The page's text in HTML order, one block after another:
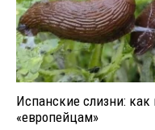
Испанские слизни: как
«европейцам»